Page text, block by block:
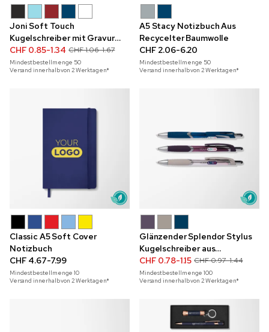
Joni Soft Touch
Kugelschreiber mit Gravur
und Details in Roségold
CHF 0.85-1.34 CHF 1.06-1.67
Mindestbestellmenge 50
Versand innerhalb von 2 Werktagen*
A5 Stacy Notizbuch Aus
Recycelter Baumwolle
CHF 2.06-6.20
Mindestbestellmenge 50
Versand innerhalb von 2 Werktagen*
Classic A5 Soft Cover
Notizbuch
CHF 4.67-7.99
Mindestbestellmenge10
Versand innerhalb von 2 Werktagen*
Glänzender Splendor Stylus
Kugelschreiber aus
recyceltem Material
CHF 0.78-1.15 CHF 0.97-1.44
Mindestbestellmenge100
Versand innerhalb von 2 Werktagen*